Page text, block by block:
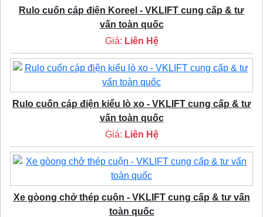
Rulo cuốn cáp điện Koreel - VKLIFT cung cấp & tư
vấn toàn quốc
Giá: Liên Hệ
Rulo cuốn cáp điện kiểu lò xo - VKLIFT cung cấp & tư
vấn toàn quốc
Giá: Liên Hệ
Xe gòong chở thép cuộn - VKLIFT cung cấp & tư vấn
toàn quốc